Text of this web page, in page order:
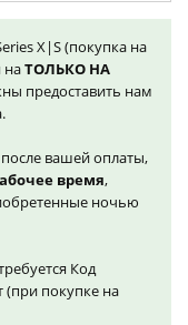
X|S (покупка на
наТОЛЬКО НА
предоставить нам
вашей оплаты,
время,
ночью
Код
(при покупке на